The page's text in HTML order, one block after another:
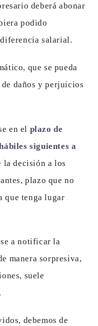
deberá abonar
podido
salarial.
que se pueda
daños y perjuicios
en el plazo de
siguientes a
la decisión a los
plazo que no
que tenga lugar
a notificar la
manera sorpresiva,
suele
debemos de